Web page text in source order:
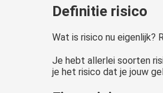
Definitie risico
Wat is risico nu
Je hebt allerlei soorten
je het risico dat je jouw